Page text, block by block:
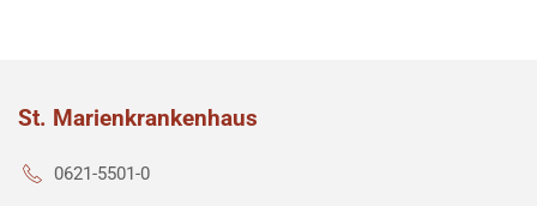
St. Marienkrankenhaus
0621-5501-0